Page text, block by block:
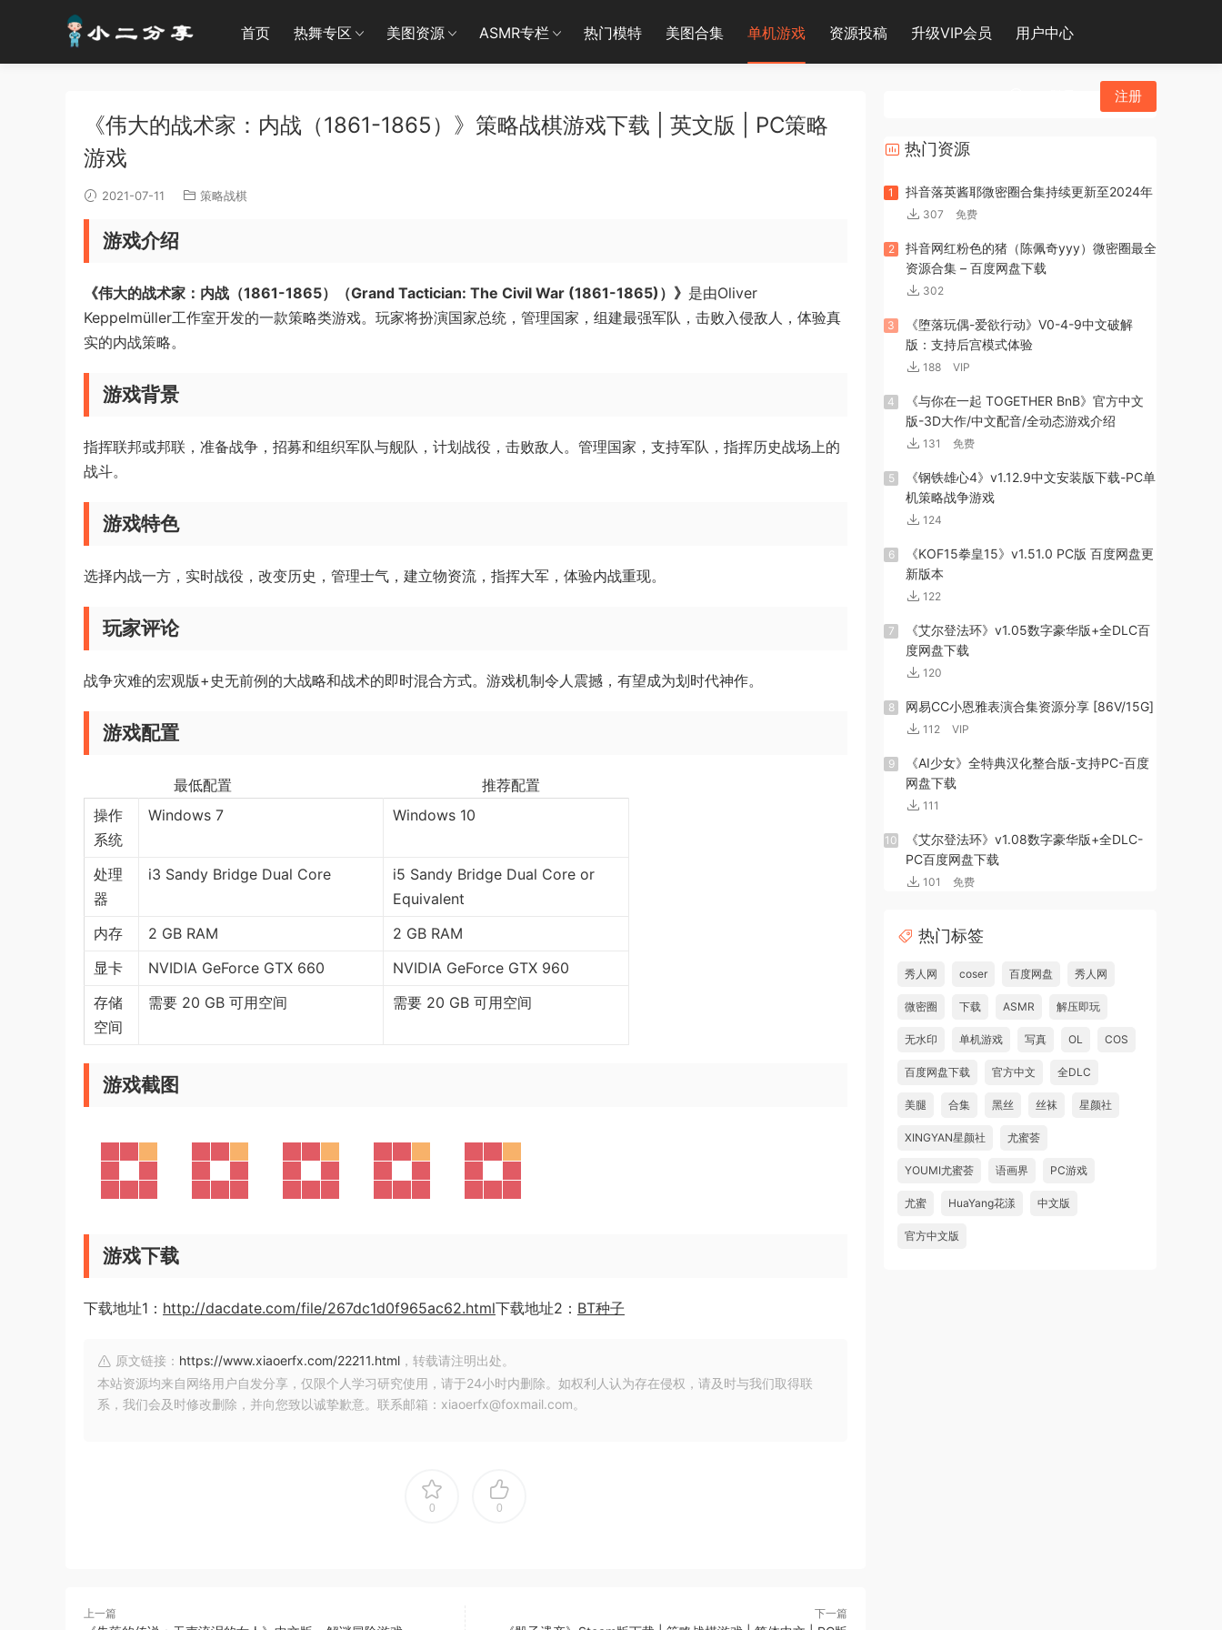
首页 热舞专区 美图资源 ASMR专栏 热门模特 美图合集 单机游戏 资源投稿 升级VIP会员 用户中心
注册
《伟大的战术家：内战（1861-1865）》策略战棋游戏下载 | 英文版 | PC策略
游戏
2021-07-11 策略战棋
游戏介绍
《伟大的战术家：内战（1861-1865）（Grand Tactician: The Civil War (1861-1865)）》 是由Oliver
Keppelmüller工作室开发的一款策略类游戏。玩家将扮演国家总统，管理国家，组建最强军队，击败入侵敌人，体验真
实的内战策略。
游戏背景
指挥联邦或邦联，准备战争，招募和组织军队与舰队，计划战役，击败敌人。管理国家，支持军队，指挥历史战场上的
战斗。
游戏特色
选择内战一方，实时战役，改变历史，管理士气，建立物资流，指挥大军，体验内战重现。
玩家评论
战争灾难的宏观版+史无前例的大战略和战术的即时混合方式。游戏机制令人震撼，有望成为划时代神作。
游戏配置
最低配置 推荐配置
操作
系统
Windows 7 Windows 10
处理
器
i3 Sandy Bridge Dual Core
i5 Sandy Bridge Dual Core or
Equivalent
内存
2 GB RAM
2 GB RAM
显卡
NVIDIA GeForce GTX 660
NVIDIA GeForce GTX 960
存储
空间
需要 20 GB 可用空间 需要 20 GB 可用空间
游戏截图
游戏下载
下载地址1： http://dacdate.com/file/267dc1d0f965ac62.html下载地址2： BT种子
原文链接： https://www.xiaoerfx.com/22211.html ，转载请注明出处。
本站资源均来自网络用户自发分享，仅限个人学习研究使用，请于24小时内删除。如权利人认为存在侵权，请及时与我们取得联
系，我们会及时修改删除，并向您致以诚挚歉意。联系邮箱：xiaoerfx@foxmail.com。
0 0
上一篇 下一篇
热门资源
1 抖音落英酱耶微密圈合集持续更新至2024年
307 免费
2
抖音网红粉色的猪（陈佩奇yyy）微密圈最全
资源合集 – 百度网盘下载
302
3
《堕落玩偶-爱欲行动》V0-4-9中文破解
版：支持后宫模式体验
188 VIP
4
《与你在一起 TOGETHER BnB》官方中文
版-3D大作/中文配音/全动态游戏介绍
131 免费
5
《钢铁雄心4》v1.12.9中文安装版下载-PC单
机策略战争游戏
124
6
《KOF15拳皇15》v1.51.0 PC版 百度网盘更
新版本
122
7
《艾尔登法环》v1.05数字豪华版+全DLC百
度网盘下载
120
8 网易CC小恩雅表演合集资源分享 [86V/15G]
112 VIP
9
《AI少女》全特典汉化整合版-支持PC-百度
网盘下载
111
10
《艾尔登法环》v1.08数字豪华版+全DLC-
PC百度网盘下载
101 免费
热门标签
秀人网 coser 百度网盘 秀人网
微密圈 下载 ASMR 解压即玩
无水印 单机游戏 写真 OL COS
百度网盘下载 官方中文 全DLC
美腿 合集 黑丝 丝袜 星颜社
XINGYAN星颜社 尤蜜荟
YOUMI尤蜜荟 语画界 PC游戏
尤蜜 HuaYang花漾 中文版
官方中文版